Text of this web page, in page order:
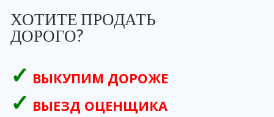
ХОТИТЕ ПРОДАТЬ
ДОРОГО?
ВЫКУПИМ ДОРОЖЕ
ВЫЕЗД ОЦЕНЩИКА